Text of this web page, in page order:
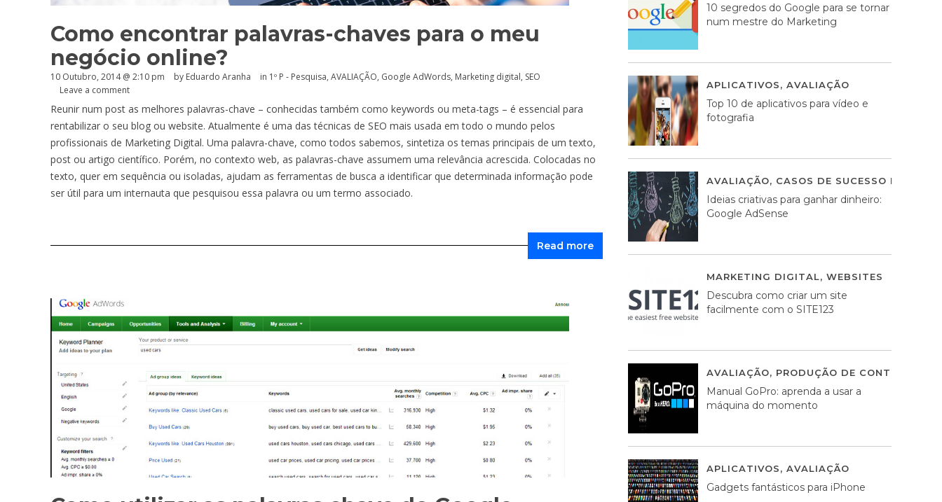
Como encontrar palavras-chaves para o meu
negócio online?
10 Outubro, 2014 @ 2:10 pm by Eduardo Aranha in 1º P - Pesquisa, AVALIAÇÃO, Google AdWords, Marketing digital, SEO
Leave a comment
Reunir num post as melhores palavras-chave – conhecidas também como keywords ou meta-tags – é essencial para
rentabilizar o seu blog ou website. Atualmente é uma das técnicas de SEO mais usada em todo o mundo pelos
profissionais de Marketing Digital. Uma palavra-chave, como todos sabemos, sintetiza os temas principais de um texto,
post ou artigo científico. Porém, no contexto web, as palavras-chave assumem uma relevância acrescida. Colocadas no
texto, quer em sequência ou isoladas, ajudam as ferramentas de busca a identificar que determinada informação pode
ser útil para um internauta que pesquisou essa palavra ou um termo associado.
Read more
10 segredos do Google para se tornar
num mestre do Marketing
APLICATIVOS, AVALIAÇÃO
Top 10 de aplicativos para vídeo e
fotografia
AVALIAÇÃO, CASOS DE SUCESSO DE
Ideias criativas para ganhar dinheiro:
Google AdSense
MARKETING DIGITAL, WEBSITES
Descubra como criar um site
facilmente com o SITE123
AVALIAÇÃO, PRODUÇÃO DE CONTEÚDOS
Manual GoPro: aprenda a usar a
máquina do momento
APLICATIVOS, AVALIAÇÃO
Gadgets fantásticos para iPhone